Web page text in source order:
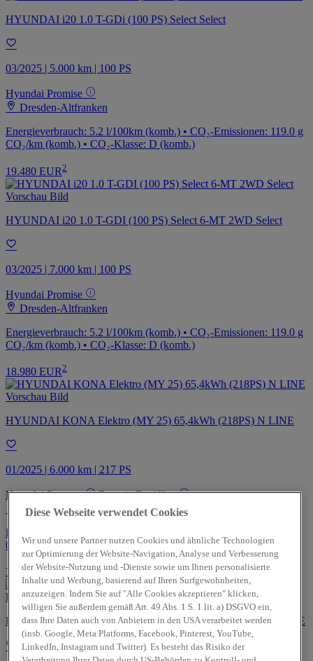
HYUNDAI i20 1.0 T-GDi (100 PS) Select Select
03/2025 | 5.000 km | 100 PS
Hyundai Promise
Dresden-Altfranken
Energieverbrauch: 5.2 l/100km (komb.) • CO₂-Emissionen: 119.0 g
CO₂/km (komb.) • CO₂-Klasse: D (komb.)
19.480 EUR 2
HYUNDAI i20 1.0 T-GDI (100 PS) Select 6-MT 2WD Select
03/2025 | 7.000 km | 100 PS
Hyundai Promise
Dresden-Altfranken
Energieverbrauch: 5.2 l/100km (komb.) • CO₂-Emissionen: 119.0 g
CO₂/km (komb.) • CO₂-Klasse: D (komb.)
18.980 EUR 2
HYUNDAI KONA Elektro (MY 25) 65,4kWh (218PS) N LINE
01/2025 | 6.000 km | 217 PS
Hyundai Promise
Batterie Zertifikat
Dresden-Altfranken
Energieverbrauch: 16.8 kWh/100km (komb.) • CO₂-Emissionen:
0.0 g CO₂/km (komb.) • CO₂-Klasse: A (komb.)
35.480 EUR2
HYUNDAI Tucson Hybrid 1.6 T-GDi 230 PS 6-AT 2WD N LINE
Diese Webseite verwendet Cookies
Wir und unsere Partner nutzen Cookies und ähnliche Technologien
zur Optimierung der Website-Navigation, Analyse und Verbesserung
der Website-Nutzung und -Dienste sowie um Ihnen personalisierte
Inhalte und Werbung, basierend auf Ihren Surfgewohnheiten,
anzuzeigen. Indem Sie auf "Alle Cookies akzeptieren" klicken,
willigen Sie außerdem gemäß Art. 49 Abs. 1 S. 1 lit. a) DSGVO ein,
dass Ihre Daten auch von Anbietern in den USA verarbeitet werden
(insb. Google, Meta Platforms, Facebook, Pinterest, YouTube,
LinkedIn, Instagram und Twitter). Es besteht das Risiko der